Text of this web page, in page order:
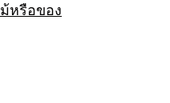
หรือของ